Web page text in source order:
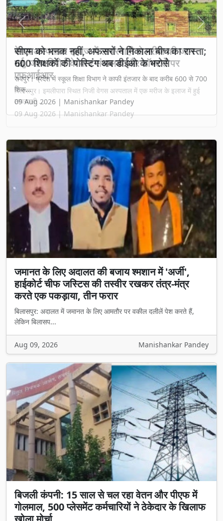
वेगस अस्पताल: इलाज में लापरवाही से मरीज की जान
गई, जांच रिपोर्ट के बाद संचालक और डॉक्टरों पर
एफआईआर
बिलासपुर। इमलीपारा स्थित निजी वेगस अस्पताल में एक मरीज के इलाज में हुई
लापरवाही ...
09 Aug 2026 | Manishankar Pandey
Previous Next
जमानत के लिए अदालत की बजाय श्मशान में 'अर्जी',
हाईकोर्ट चीफ जस्टिस की तस्वीर रखकर तंत्र-मंत्र
करते एक पकड़ाया, तीन फरार
बिलासपुर: अदालत में जमानत के लिए आमतौर पर वकील दलीलें पेश करते हैं,
लेकिन बिलासप...
Aug 09, 2026 Manishankar Pandey
बिजली कंपनी: 15 साल से चल रहा वेतन और पीएफ में
गोलमाल, 500 प्लेसमेंट कर्मचारियों ने ठेकेदार के खिलाफ